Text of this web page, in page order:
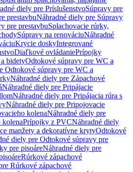
diely pre PríslušenstvoSúpravy pre
prestavbuNáhradné diely pre Súpravy
pre prestavbuSplachovacie rúrky,
Súpravy na renováciuNáhradné
Krycie doskyIntegrované
Diaľkové ovládaniePrípojky
bidetyOdtokové súpravy pre WC a
Odtokové súpravy pre WC a
Náhradné diely pre Zápachové
Náhradné diely pre Pripájacie
Náhradné diely pre Pripájacia rúra s
Náhradné diely pre Pripojovacie
kolenaNáhradné diely pre
kolenaPrípojky z PVCNáhradné diely
manžety a dekoratívne krytyOdtokové
diely pre Odtokové súpravy pre
pre pisoáreNáhradné diely pre
Rúrkové zápachové
Rúrkové zápachové